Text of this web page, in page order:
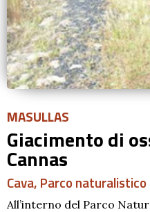
MASULLAS
Giacimento di
Cannas
Cava, Parco naturalistico
All’interno del Parco